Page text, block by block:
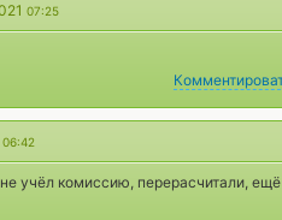
07:25
06:42
учёл комиссию, перерасчитали, ещё